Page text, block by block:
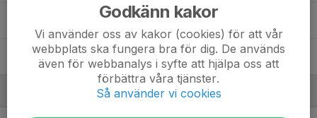
Nellie Hildingsson
Wilja Hildingsson
Godkänn kakor
Vi använder oss av kakor (cookies) för att vår
webbplats ska fungera bra för dig. De används
även för webbanalys i syfte att hjälpa oss att
förbättra våra tjänster.
Så använder vi cookies